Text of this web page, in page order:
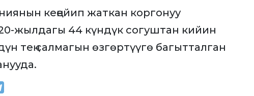
кеңейип жаткан коргонуу
жылдагы 44 күндүк согуштан кийин
тең салмагын өзгөртүүгө багытталган